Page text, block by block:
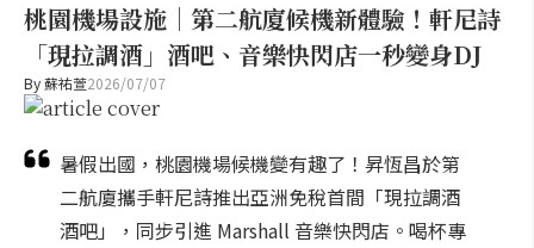
桃園機場設施｜第二航廈候機新體驗！軒尼詩
「現拉調酒」酒吧、音樂快閃店一秒變身DJ
By蘇祐萱2026/07/07
暑假出國，桃園機場候機變有趣了！昇恆昌於第
二航廈攜手軒尼詩推出亞洲免稅首間「現拉調酒
酒吧」，同步引進 Marshall 音樂快閃店。喝杯專